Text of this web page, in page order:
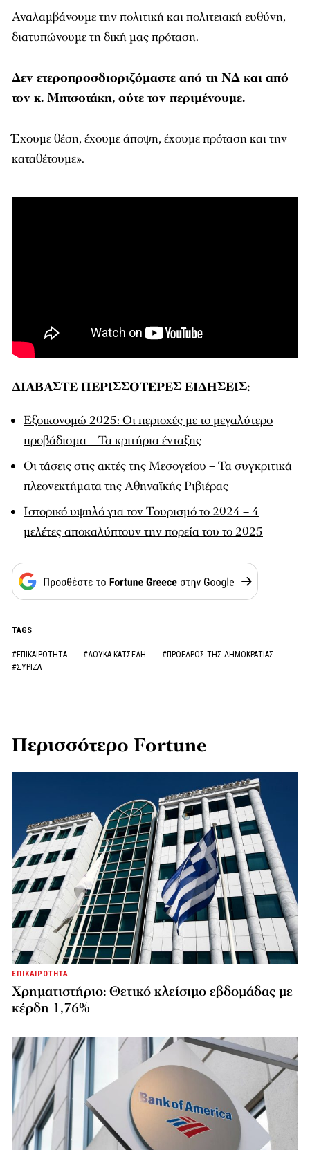
Αναλαμβάνουμε την πολιτική και πολιτειακή ευθύνη,
διατυπώνουμε τη δική μας πρόταση.
Δεν ετεροπροσδιοριζόμαστε από τη ΝΔ και από
τον κ. Μητσοτάκη, ούτε τον περιμένουμε.
Έχουμε θέση, έχουμε άποψη, έχουμε πρόταση και την
καταθέτουμε».
ΔΙΑΒΑΣΤΕ ΠΕΡΙΣΣΟΤΕΡΕΣ ΕΙΔΗΣΕΙΣ:
Εξοικονομώ 2025: Οι περιοχές με το μεγαλύτερο
προβάδισμα – Τα κριτήρια ένταξης
Οι τάσεις στις ακτές της Μεσογείου – Τα συγκριτικά
πλεονεκτήματα της Αθηναϊκής Ριβιέρας
Ιστορικό υψηλό για τον Τουρισμό το 2024 – 4
μελέτες αποκαλύπτουν την πορεία του το 2025
TAGS
#ΕΠΙΚΑΙΡΟΤΗΤΑ #ΛΟΥΚΑ ΚΑΤΣΕΛΗ
#ΠΡΟΕΔΡΟΣ ΤΗΣ ΔΗΜΟΚΡΑΤΙΑΣ
#ΣΥΡΙΖΑ
Περισσότερο Fortune
ΕΠΙΚΑΙΡΟΤΗΤΑ
Χρηματιστήριο: Θετικό κλείσιμο εβδομάδας με
κέρδη 1,76%